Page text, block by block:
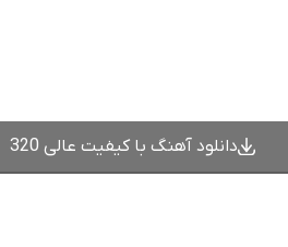
دانلود آهنگ با کیفیت عالی 320